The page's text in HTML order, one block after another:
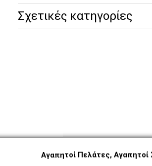
Αγαπητοί Πελάτες, Αγαπητοί
Σχετικές κατηγορίες